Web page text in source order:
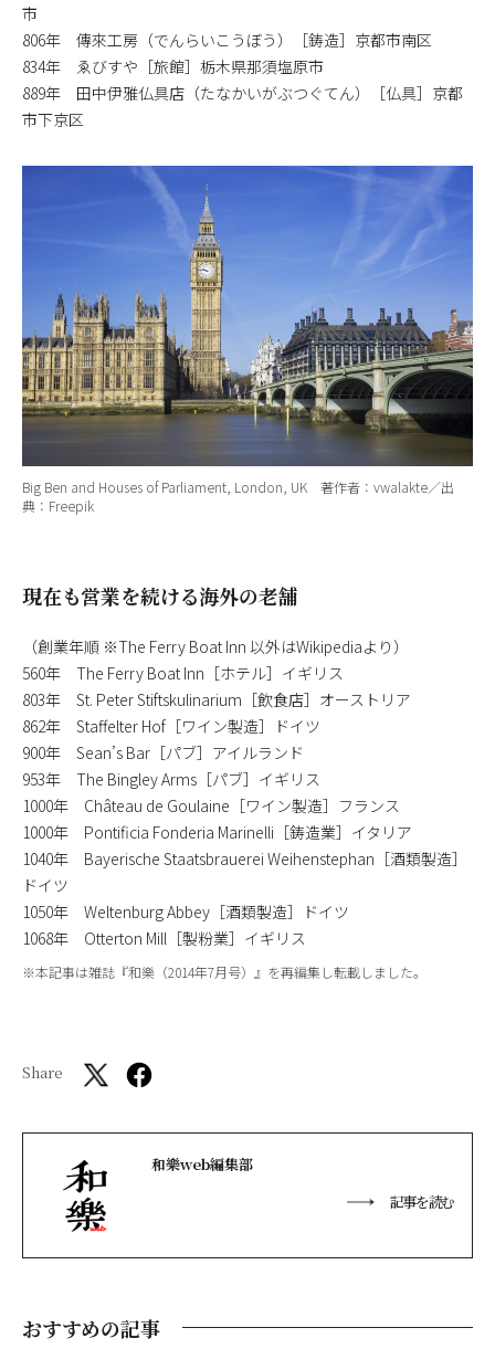
市
806年 傳來工房（でんらいこうぼう）［鋳造］京都市南区
834年 ゑびすや［旅館］栃木県那須塩原市
889年 田中伊雅仏具店（たなかいがぶつぐてん）［仏具］京都
市下京区
Big Ben and Houses of Parliament, London, UK 著作者：vwalakte／出
典：Freepik
現在も営業を続ける海外の老舗
（創業年順 ※The Ferry Boat Inn 以外はWikipediaより）
560年 The Ferry Boat Inn［ホテル］イギリス
803年 St. Peter Stiftskulinarium［飲食店］オーストリア
862年 Staffelter Hof［ワイン製造］ドイツ
900年 Sean’s Bar［パブ］アイルランド
953年 The Bingley Arms［パブ］イギリス
1000年 Château de Goulaine［ワイン製造］フランス
1000年 Pontificia Fonderia Marinelli［鋳造業］イタリア
1040年 Bayerische Staatsbrauerei Weihenstephan［酒類製造］
ドイツ
1050年 Weltenburg Abbey［酒類製造］ドイツ
1068年 Otterton Mill［製粉業］イギリス
※本記事は雑誌『和樂（2014年7月号）』を再編集し転載しました。
Share
和樂web編集部
記事を読む
おすすめの記事